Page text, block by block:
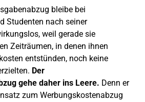
bleibe bei
Studenten nach seiner
weil gerade sie
Zeiträumen, in denen ihnen
entstünden, noch keine
Der
gehe daher ins Leere. Denn er
zum Werbungskostenabzug